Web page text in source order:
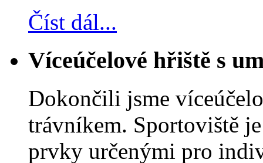
Číst dál...
Víceúčelové hřiště s
Dokončili jsme
trávníkem. Sportoviště
prvky určenými pro